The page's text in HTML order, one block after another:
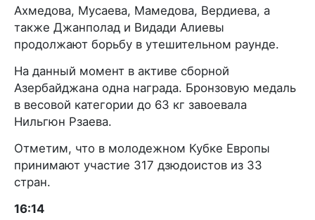
Ахмедова, Мусаева, Мамедова, Вердиева, а
также Джанполад и Видади Алиевы
продолжают борьбу в утешительном раунде.
На данный момент в активе сборной
Азербайджана одна награда. Бронзовую медаль
в весовой категории до 63 кг завоевала
Нильгюн Рзаева.
Отметим, что в молодежном Кубке Европы
принимают участие 317 дзюдоистов из 33
стран.
16:14